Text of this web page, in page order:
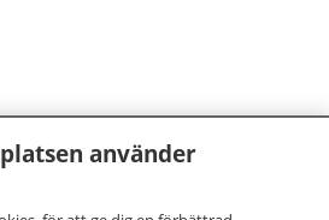
din hälsa och vård
använder